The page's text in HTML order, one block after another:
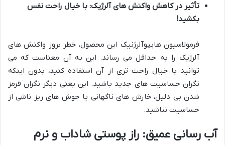
تأثیر در کاهش واکنش های آلرژیک: با خیال راحت نفس
بکشید!
فرمولاسیون هایپوآلرژنیک این محصول، خطر بروز واکنش های
آلرژیک را به حداقل می رساند. این به آن معناست که می
توانید با خیال راحت تری از آن استفاده کنید، بدون اینکه
نگران حساسیت های جدید باشید. این یعنی دیگر نگران قرمز
شدن بی دلیل، خارش های ناگهانی یا جوش های ریز ناشی از
حساسیت نباشید.
آب رسانی عمیق: راز پوستی شاداب و نرم